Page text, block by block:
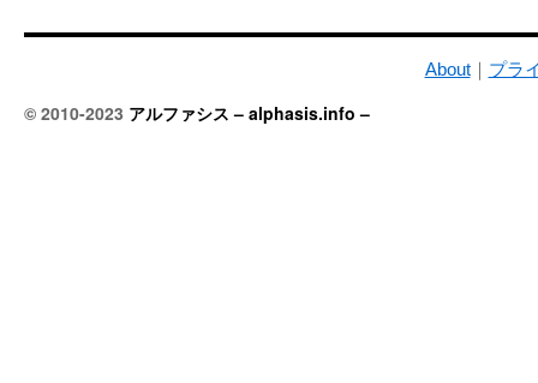
About｜ プラ
© 2010-2023 アルファシス – alphasis.info –